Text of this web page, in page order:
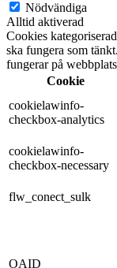
Nödvändiga
Alltid aktiverad
Cookies
ska fungera som
fungerar på
Cookie
cookielawinfo-
checkbox-analytics
cookielawinfo-
checkbox-necessary
flw_conect_sulk
OAID